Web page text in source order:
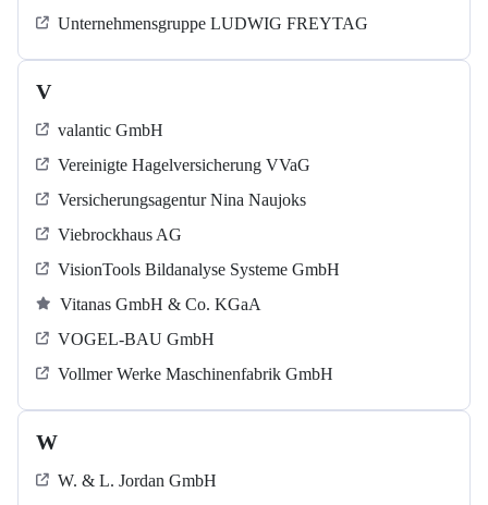
Unternehmensgruppe LUDWIG FREYTAG
V
valantic GmbH
Vereinigte Hagelversicherung VVaG
Versicherungsagentur Nina Naujoks
Viebrockhaus AG
VisionTools Bildanalyse Systeme GmbH
Vitanas GmbH & Co. KGaA
VOGEL-BAU GmbH
Vollmer Werke Maschinenfabrik GmbH
W
W. & L. Jordan GmbH